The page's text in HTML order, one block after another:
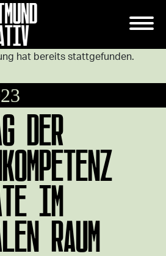
hat bereits stattgefunden.
DER
IM
RAUM